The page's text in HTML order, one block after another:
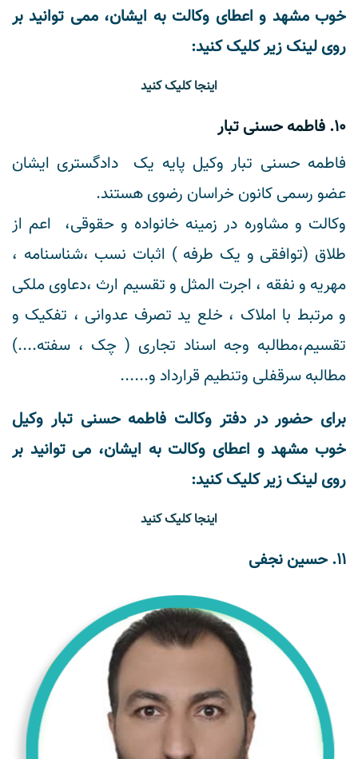
خوب مشهد و اعطای وکالت به ایشان، ممی توانید بر
روی لینک زیر کلیک کنید:
اینجا کلیک کنید
10. فاطمه حسنی تبار
فاطمه حسنی تبار وکیل پایه یک دادگستری ایشان
عضو رسمی کانون خراسان رضوی هستند.
وکالت و مشاوره در زمینه خانواده و حقوقی، اعم از
طلاق (توافقی و یک طرفه ) اثبات نسب ،شناسنامه ،
مهریه و نفقه ، اجرت المثل و تقسیم ارث ،دعاوی ملکی
و مرتبط با املاک ، خلع ید تصرف عدوانی ، تفکیک و
تقسیم،مطالبه وجه اسناد تجاری ( چک ، سفته....)
مطالبه سرقفلی وتنطیم قرارداد و......
برای حضور در دفتر وکالت فاطمه حسنی تبار وکیل
خوب مشهد و اعطای وکالت به ایشان، می توانید بر
روی لینک زیر کلیک کنید:
اینجا کلیک کنید
11. حسین نجفی